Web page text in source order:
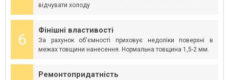
відчувати холоду
6
Фінішні властивості
За рахунок об'ємності приховує недоліки поверхні в
межах товщини нанесення. Нормальна товщина 1,5-2 мм.
Ремонтопридатність